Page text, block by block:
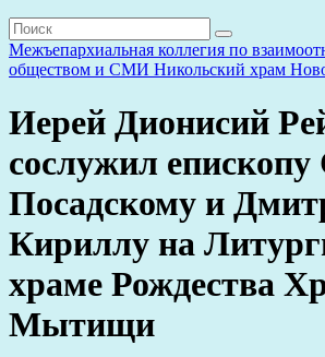
Межъепархиальная коллегия по
обществом и СМИ Никольский храм
Иерей Дионисий
сослужил епископу
Посадскому и
Кириллу на
храме Рождества
Мытищи